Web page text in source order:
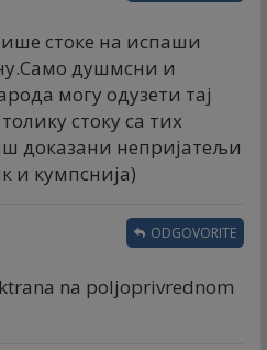
стоке на испаши
душмсни и
могу одузети тај
стоку са тих
доказани непријатељи
и кумпснија)
na poljoprivrednom
ODGOVORITE